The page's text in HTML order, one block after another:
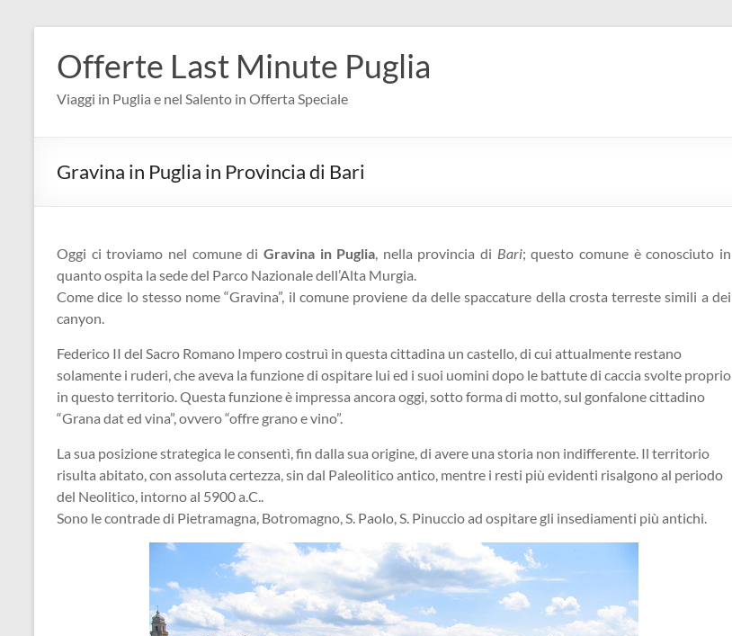
contenuto
Offerte Last Minute Puglia
Viaggi in Puglia e nel Salento in Offerta Speciale
Gravina in Puglia in Provincia di Bari
Oggi ci troviamo nel comune di Gravina in Puglia, nella provincia di Bari; questo comune è conosciuto in
quanto ospita la sede del Parco Nazionale dell’Alta Murgia.
Come dice lo stesso nome “Gravina”, il comune proviene da delle spaccature della crosta terreste simili a dei
canyon.
Federico II del Sacro Romano Impero costruì in questa cittadina un castello, di cui attualmente restano
solamente i ruderi, che aveva la funzione di ospitare lui ed i suoi uomini dopo le battute di caccia svolte proprio
in questo territorio. Questa funzione è impressa ancora oggi, sotto forma di motto, sul gonfalone cittadino
“Grana dat ed vina”, ovvero “offre grano e vino”.
La sua posizione strategica le consentì, fin dalla sua origine, di avere una storia non indifferente. Il territorio
risulta abitato, con assoluta certezza, sin dal Paleolitico antico, mentre i resti più evidenti risalgono al periodo
del Neolitico, intorno al 5900 a.C..
Sono le contrade di Pietramagna, Botromagno, S. Paolo, S. Pinuccio ad ospitare gli insediamenti più antichi.